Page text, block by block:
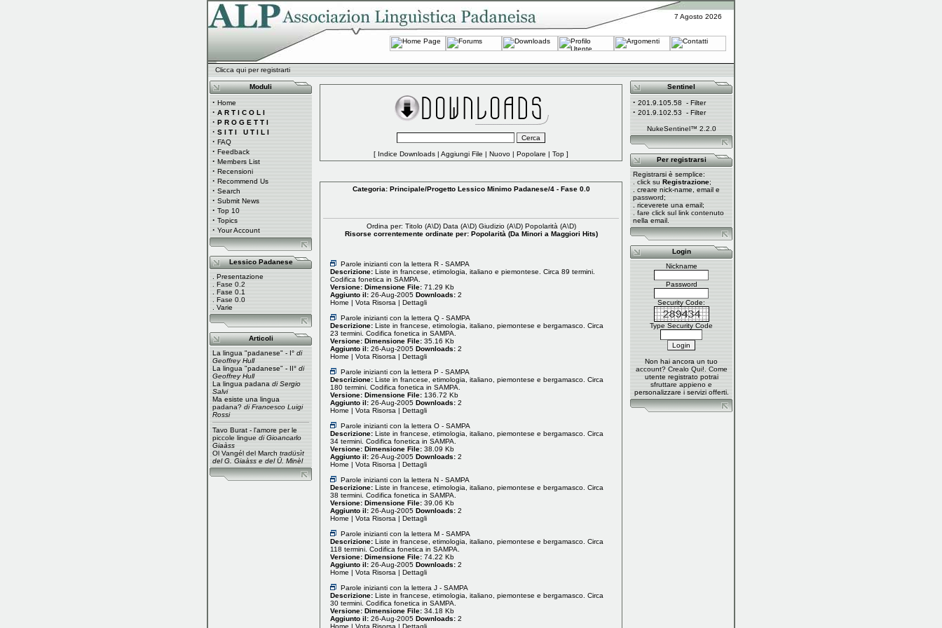
7 Agosto 2026
Clicca qui per registrarti
Moduli
· Home
· A R T I C O L I
· P R O G E T T I
· S I T I U T I L I
· FAQ
· Feedback
· Members List
· Recensioni
· Recommend Us
· Search
· Submit News
· Top 10
· Topics
· Your Account
Lessico Padanese
.Presentazione
.Fase 0.2
.Fase 0.1
.Fase 0.0
.Varie
Articoli
La lingua "padanese" - I° di
Geoffrey Hull
La lingua "padanese" - II° di
Geoffrey Hull
La lingua padana di Sergio
Salvi
Ma esiste una lingua
padana? di Francesco Luigi
Rossi
Tavo Burat - l'amore per le
piccole linguedi Gioancarlo
Giaàss
Ol Vangél del March tradüsìt
del G. Giaàss e del Ü. Minèl
[ Indice Downloads | Aggiungi File | Nuovo | Popolare | Top ]
Categoria: Principale/Progetto Lessico Minimo Padanese/4 - Fase 0.0
Ordina per: Titolo (A\D) Data (A\D) Giudizio (A\D) Popolarità (A\D)
Risorse correntemente ordinate per: Popolarità (Da Minori a Maggiori Hits)
Parole inizianti con la lettera R - SAMPA
Descrizione: Liste in francese, etimologia, italiano e piemontese. Circa 89 termini.
Codifica fonetica in SAMPA.
Versione: Dimensione File: 71.29 Kb
Aggiunto il: 26-Aug-2005 Downloads: 2
Home | Vota Risorsa | Dettagli
Parole inizianti con la lettera Q - SAMPA
Descrizione: Liste in francese, etimologia, italiano, piemontese e bergamasco. Circa
23 termini. Codifica fonetica in SAMPA.
Versione: Dimensione File: 35.16 Kb
Aggiunto il: 26-Aug-2005 Downloads: 2
Home | Vota Risorsa | Dettagli
Parole inizianti con la lettera P - SAMPA
Descrizione: Liste in francese, etimologia, italiano, piemontese e bergamasco. Circa
180 termini. Codifica fonetica in SAMPA.
Versione: Dimensione File: 136.72 Kb
Aggiunto il: 26-Aug-2005 Downloads: 2
Home | Vota Risorsa | Dettagli
Parole inizianti con la lettera O - SAMPA
Descrizione: Liste in francese, etimologia, italiano, piemontese e bergamasco. Circa
34 termini. Codifica fonetica in SAMPA.
Versione: Dimensione File: 38.09 Kb
Aggiunto il: 26-Aug-2005 Downloads: 2
Home | Vota Risorsa | Dettagli
Parole inizianti con la lettera N - SAMPA
Descrizione: Liste in francese, etimologia, italiano, piemontese e bergamasco. Circa
38 termini. Codifica fonetica in SAMPA.
Versione: Dimensione File: 39.06 Kb
Aggiunto il: 26-Aug-2005 Downloads: 2
Home | Vota Risorsa | Dettagli
Parole inizianti con la lettera M - SAMPA
Descrizione: Liste in francese, etimologia, italiano, piemontese e bergamasco. Circa
118 termini. Codifica fonetica in SAMPA.
Versione: Dimensione File: 74.22 Kb
Aggiunto il: 26-Aug-2005 Downloads: 2
Home | Vota Risorsa | Dettagli
Parole inizianti con la lettera J - SAMPA
Descrizione: Liste in francese, etimologia, italiano, piemontese e bergamasco. Circa
30 termini. Codifica fonetica in SAMPA.
Versione: Dimensione File: 34.18 Kb
Aggiunto il: 26-Aug-2005 Downloads: 2
Home | Vota Risorsa | Dettagli
Sentinel
· 201.9.105.58- Filter
· 201.9.102.53- Filter
NukeSentinel™ 2.2.0
Per registrarsi
Registrarsi è semplice:
. click suRegistrazione;
. creare nick-name, email e
password;
. riceverete una email;
. fare click sul link contenuto
nella email.
Login
Nickname
Password
Security Code:
Type Security Code
Non hai ancora un tuo
account?Crealo Qui!. Come
utente registrato potrai
sfruttare appieno e
personalizzare i servizi offerti.